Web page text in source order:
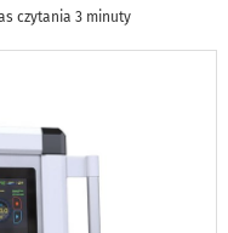
czytania 3 minuty